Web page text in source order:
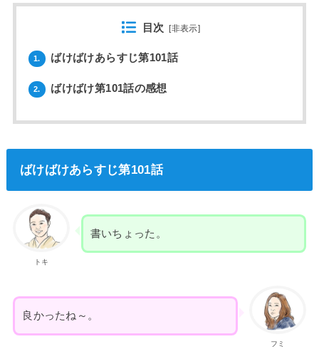
目次 [非表示]
1. ばけばけあらすじ第101話
2. ばけばけ第101話の感想
ばけばけあらすじ第101話
トキ
書いちょった。
フミ
良かったね～。